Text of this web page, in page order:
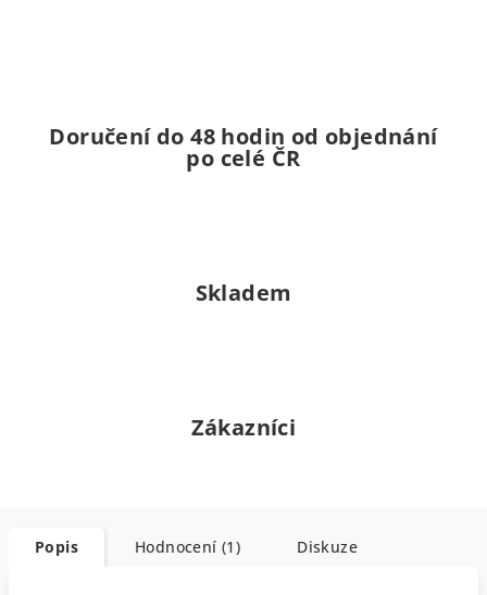
Doručení do 48 hodin od objednání
po celé ČR
Skladem
Zákazníci
Popis Hodnocení (1) Diskuze